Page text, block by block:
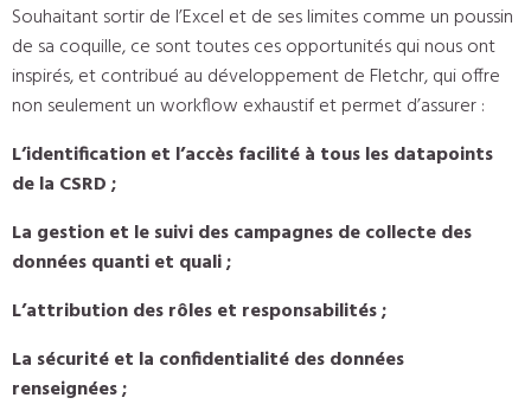
Souhaitant sortir de l’Excel et de ses limites comme un poussin
de sa coquille, ce sont toutes ces opportunités qui nous ont
inspirés, et contribué au développement de Fletchr, qui offre
non seulement un workflow exhaustif et permet d’assurer :
L’identification et l’accès facilité à tous les datapoints
de la CSRD ;
La gestion et le suivi des campagnes de collecte des
données quanti et quali ;
L’attribution des rôles et responsabilités ;
La sécurité et la confidentialité des données
renseignées ;